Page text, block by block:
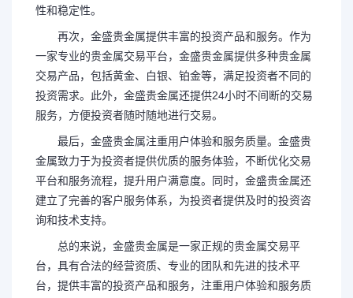
性和稳定性。
再次，金盛贵金属提供丰富的投资产品和服务。作为
一家专业的贵金属交易平台，金盛贵金属提供多种贵金属
交易产品，包括黄金、白银、铂金等，满足投资者不同的
投资需求。此外，金盛贵金属还提供24小时不间断的交易
服务，方便投资者随时随地进行交易。
最后，金盛贵金属注重用户体验和服务质量。金盛贵
金属致力于为投资者提供优质的服务体验，不断优化交易
平台和服务流程，提升用户满意度。同时，金盛贵金属还
建立了完善的客户服务体系，为投资者提供及时的投资咨
询和技术支持。
总的来说，金盛贵金属是一家正规的贵金属交易平
台，具有合法的经营资质、专业的团队和先进的技术平
台，提供丰富的投资产品和服务，注重用户体验和服务质